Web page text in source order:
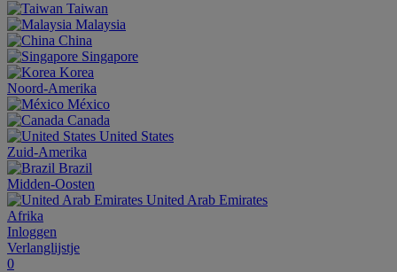
Taiwan
Malaysia
China
Singapore
Korea
Noord-Amerika
México
Canada
United States
Zuid-Amerika
Brazil
Midden-Oosten
United Arab Emirates
Afrika
Inloggen
Verlanglijstje
0